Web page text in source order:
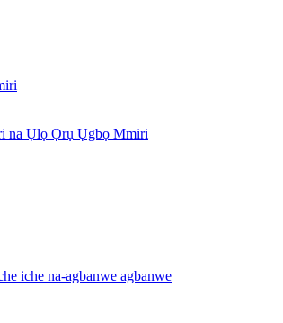
na Ụlọ Ọrụ Ụgbọ Mmiri
iche na-agbanwe agbanwe